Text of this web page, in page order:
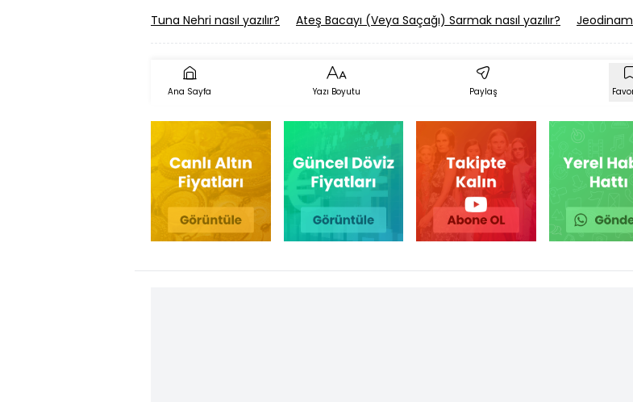
Tuna Nehri nasıl yazılır? Ateş Bacayı (Veya Saçağı) Sarmak nasıl yazılır?
Ana Sayfa Yazı Boyutu Paylaş